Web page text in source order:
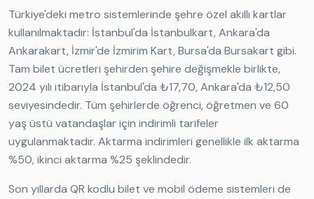
Türkiye'deki metro sistemlerinde şehre özel akıllı kartlar
kullanılmaktadır: İstanbul'da İstanbulkart, Ankara'da
Ankarakart, İzmir'de İzmirim Kart, Bursa'da Bursakart gibi.
Tam bilet ücretleri şehirden şehire değişmekle birlikte,
2024 yılı itibarıyla İstanbul'da ₺17,70, Ankara'da ₺12,50
seviyesindedir. Tüm şehirlerde öğrenci, öğretmen ve 60
yaş üstü vatandaşlar için indirimli tarifeler
uygulanmaktadır. Aktarma indirimleri genellikle ilk aktarma
%50, ikinci aktarma %25 şeklindedir.
Son yıllarda QR kodlu bilet ve mobil ödeme sistemleri de